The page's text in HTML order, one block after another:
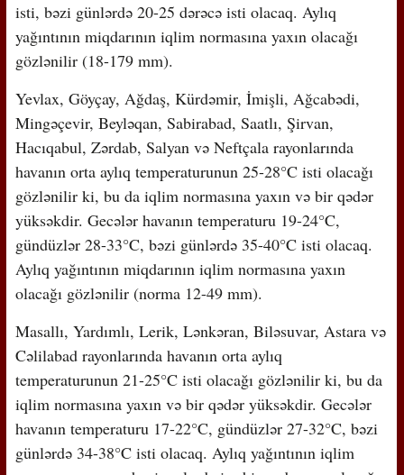
isti, bəzi günlərdə 20-25 dərəcə isti olacaq. Aylıq
yağıntının miqdarının iqlim normasına yaxın olacağı
gözlənilir (18-179 mm).
Yevlax, Göyçay, Ağdaş, Kürdəmir, İmişli, Ağcabədi,
Mingəçevir, Beyləqan, Sabirabad, Saatlı, Şirvan,
Hacıqabul, Zərdab, Salyan və Neftçala rayonlarında
havanın orta aylıq temperaturunun 25-28°C isti olacağı
gözlənilir ki, bu da iqlim normasına yaxın və bir qədər
yüksəkdir. Gecələr havanın temperaturu 19-24°C,
gündüzlər 28-33°C, bəzi günlərdə 35-40°C isti olacaq.
Aylıq yağıntının miqdarının iqlim normasına yaxın
olacağı gözlənilir (norma 12-49 mm).
Masallı, Yardımlı, Lerik, Lənkəran, Biləsuvar, Astara və
Cəlilabad rayonlarında havanın orta aylıq
temperaturunun 21-25°C isti olacağı gözlənilir ki, bu da
iqlim normasına yaxın və bir qədər yüksəkdir. Gecələr
havanın temperaturu 17-22°C, gündüzlər 27-32°C, bəzi
günlərdə 34-38°C isti olacaq. Aylıq yağıntının iqlim